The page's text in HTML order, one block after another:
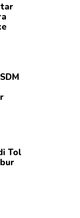
Tol